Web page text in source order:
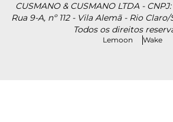
CUSMANO & CUSMANO LTDA -
Rua 9-A, nº 112 - Vila Alemã - Rio Claro/
Todos os direitos
Lemoon Wake